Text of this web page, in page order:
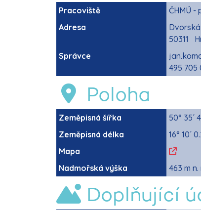
Pracoviště
ČHMÚ -
Adresa
Dvorská
50311
Správce
495 705
Poloha
Zeměpisná šířka
50° 35´
Zeměpisná délka
16° 10´
Mapa
Nadmořská výška
463 m n.
Doplňující